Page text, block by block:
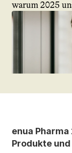
warum 2025
enua
Produkte